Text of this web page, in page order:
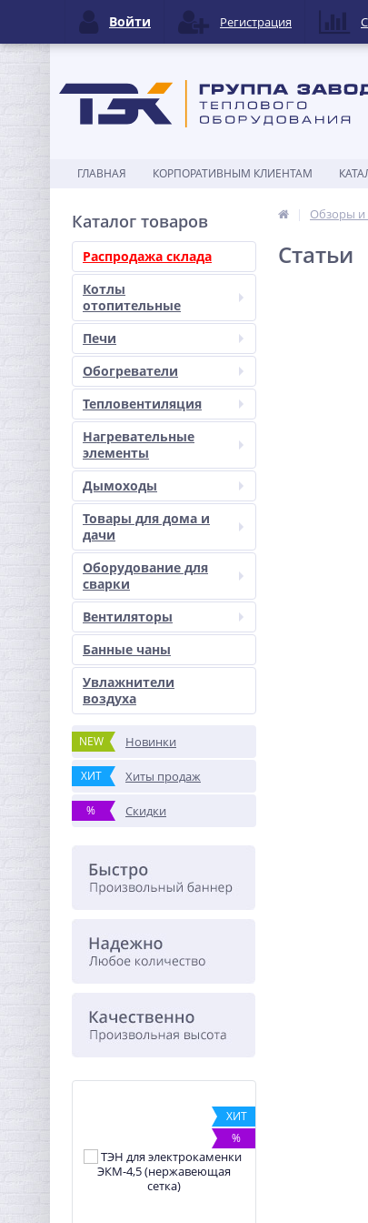
ГЛАВНАЯ КОРПОРАТИВНЫМ КЛИЕНТАМ
Каталог товаров
Распродажа склада
Котлы
отопительные
Печи
Обогреватели
Тепловентиляция
Нагревательные
элементы
Дымоходы
Товары для дома и
дачи
Оборудование для
сварки
Вентиляторы
Банные чаны
Увлажнители
воздуха
NEW Новинки
ХИТ Хиты продаж
% Скидки
ХИТ
%
Обзоры и
Статьи
Войти Регистрация